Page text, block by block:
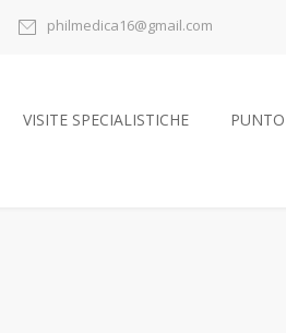
philmedica16@gmail.com
VISITE SPECIALISTICHE